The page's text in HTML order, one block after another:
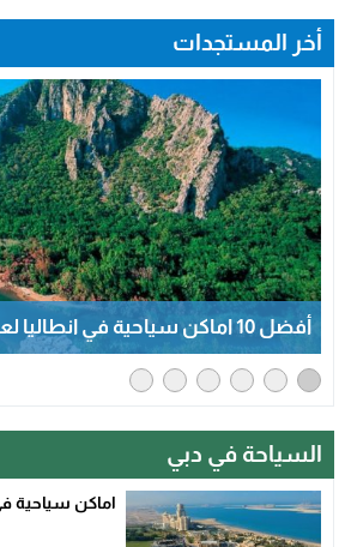
أخر المستجدات
أفضل 10معالم تاريخية في جده 2025
السياحة في دبي
اماكن سياحية